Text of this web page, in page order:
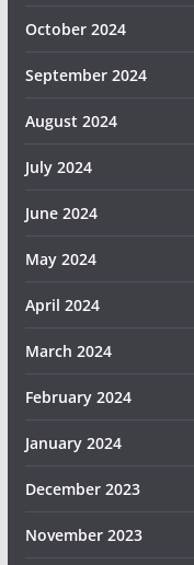
October 2024
September 2024
August 2024
July 2024
June 2024
May 2024
April 2024
March 2024
February 2024
January 2024
December 2023
November 2023